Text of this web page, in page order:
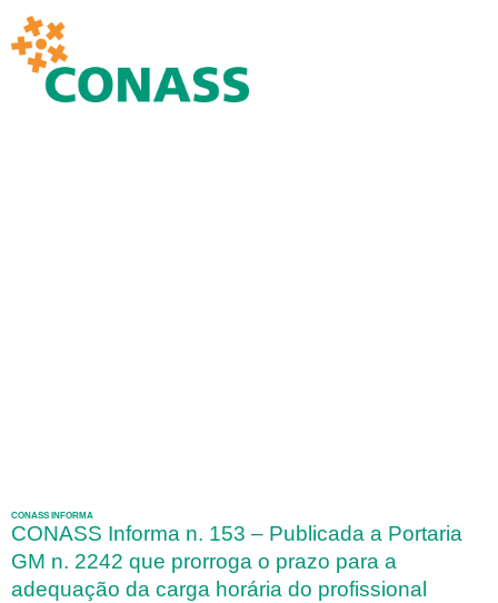
CONASS INFORMA
CONASS Informa n. 153 – Publicada a Portaria
GM n. 2242 que prorroga o prazo para a
adequação da carga horária do profissional